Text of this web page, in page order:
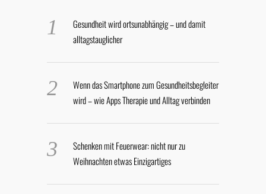
Gesundheit wird ortsunabhängig – und damit
alltagstauglicher
Wenn das Smartphone zum Gesundheitsbegleiter
wird – wie Apps Therapie und Alltag verbinden
Schenken mit Feuerwear: nicht nur zu
Weihnachten etwas Einzigartiges